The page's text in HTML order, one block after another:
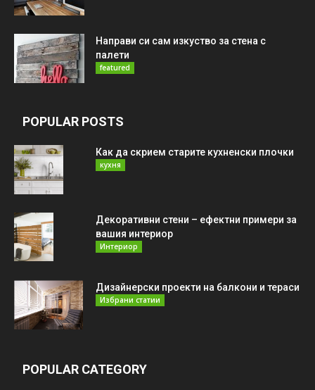
Направи си сам изкуство за стена с
палети
featured
POPULAR POSTS
Как да скрием старите кухненски плочки
кухня
Декоративни стени – ефектни примери за
вашия интериор
Интериор
Дизайнерски проекти на балкони и тераси
Избрани статии
POPULAR CATEGORY